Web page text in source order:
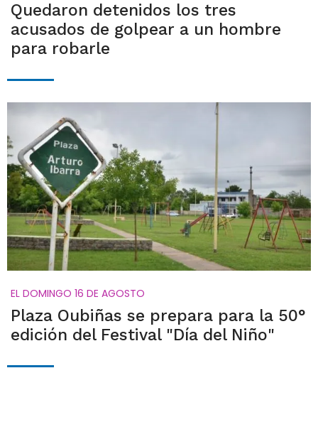
Quedaron detenidos los tres
acusados de golpear a un hombre
para robarle
EL DOMINGO 16 DE AGOSTO
Plaza Oubiñas se prepara para la 50°
edición del Festival "Día del Niño"